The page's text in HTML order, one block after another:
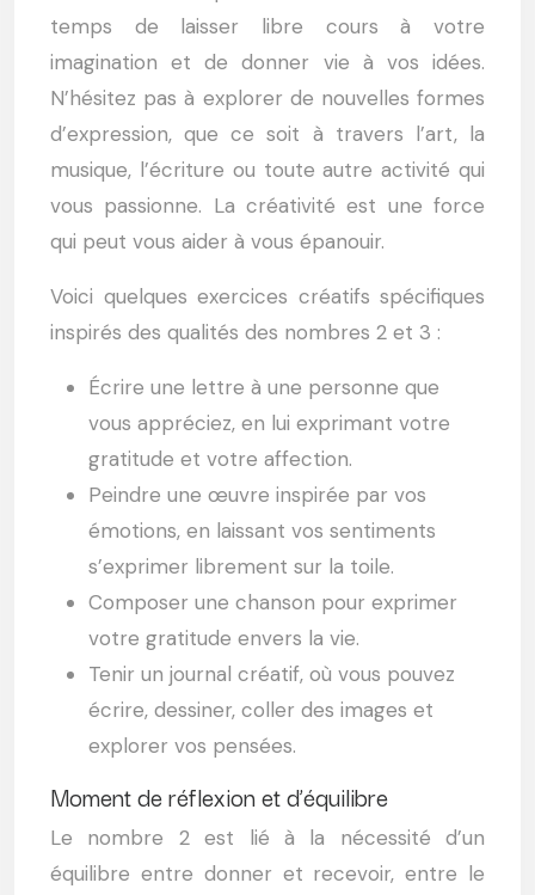
temps de laisser libre cours à votre
imagination et de donner vie à vos idées.
N’hésitez pas à explorer de nouvelles formes
d’expression, que ce soit à travers l’art, la
musique, l’écriture ou toute autre activité qui
vous passionne. La créativité est une force
qui peut vous aider à vous épanouir.
Voici quelques exercices créatifs spécifiques
inspirés des qualités des nombres 2 et 3 :
Écrire une lettre à une personne que
vous appréciez, en lui exprimant votre
gratitude et votre affection.
Peindre une œuvre inspirée par vos
émotions, en laissant vos sentiments
s’exprimer librement sur la toile.
Composer une chanson pour exprimer
votre gratitude envers la vie.
Tenir un journal créatif, où vous pouvez
écrire, dessiner, coller des images et
explorer vos pensées.
Moment de réflexion et d’équilibre
Le nombre 2 est lié à la nécessité d’un
équilibre entre donner et recevoir, entre le